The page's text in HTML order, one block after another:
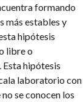
formando
más estables y
hipótesis
libre o
hipótesis
laboratorio con
se conocen los